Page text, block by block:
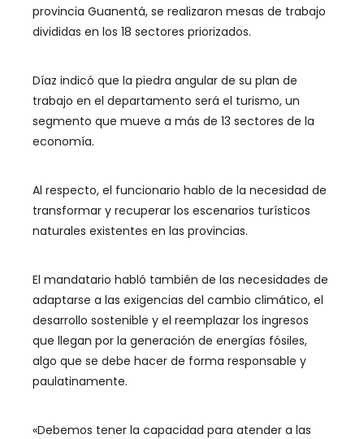
provincia Guanentá, se realizaron mesas de trabajo
divididas en los 18 sectores priorizados.
Díaz indicó que la piedra angular de su plan de
trabajo en el departamento será el turismo, un
segmento que mueve a más de 13 sectores de la
economía.
Al respecto, el funcionario hablo de la necesidad de
transformar y recuperar los escenarios turísticos
naturales existentes en las provincias.
El mandatario habló también de las necesidades de
adaptarse a las exigencias del cambio climático, el
desarrollo sostenible y el reemplazar los ingresos
que llegan por la generación de energías fósiles,
algo que se debe hacer de forma responsable y
paulatinamente.
«Debemos tener la capacidad para atender a las